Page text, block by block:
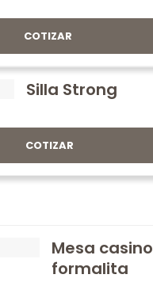
COTIZAR
Silla Strong
COTIZAR
Mesa casino
formalita